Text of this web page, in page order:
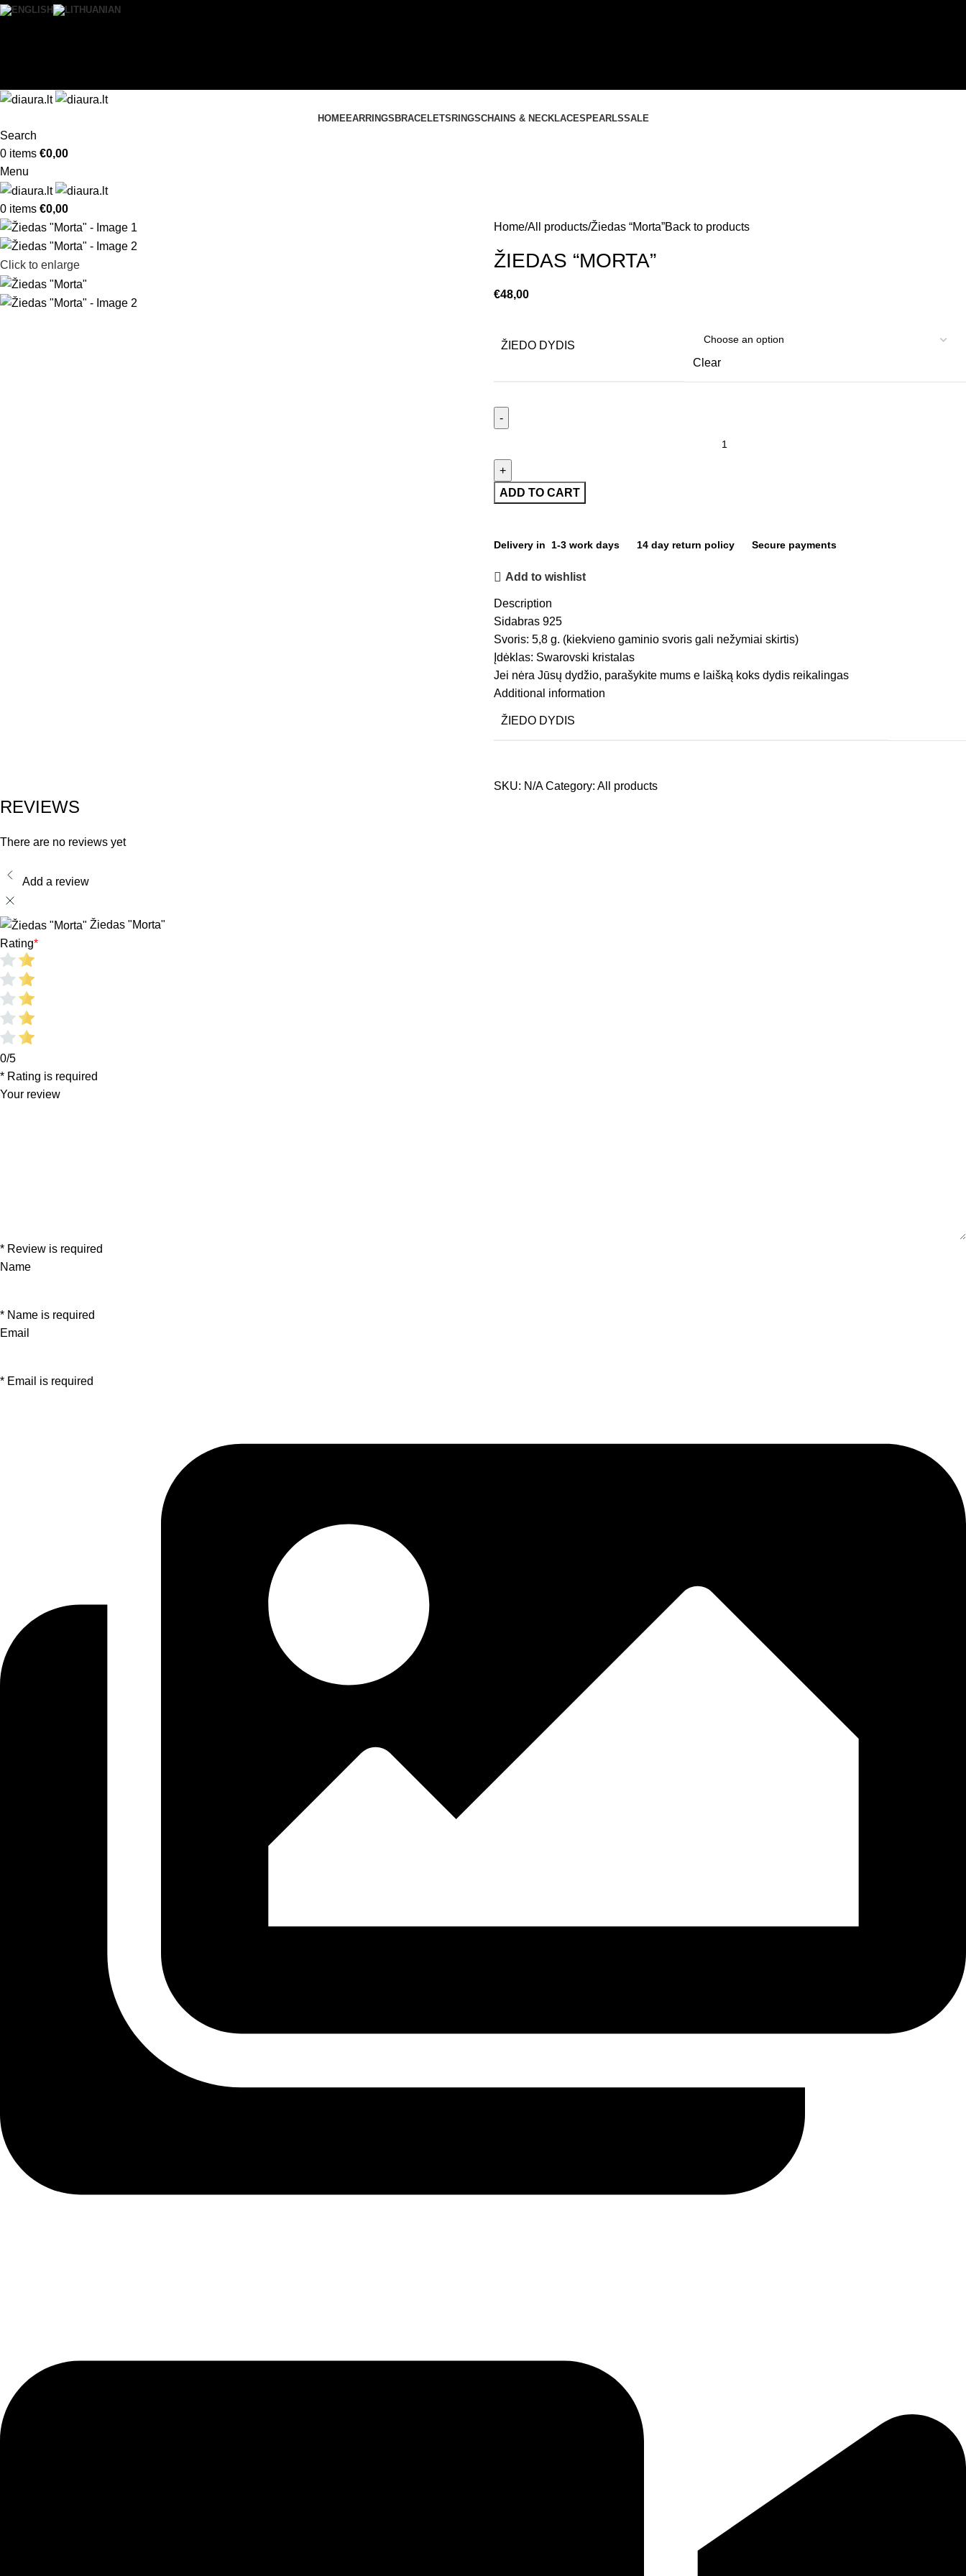
HOMEEARRINGS BRACELETS RINGSCHAINS & NECKLACES PEARLSSALE
Search
0 items €0,00
Menu
0 items €0,00
Click to enlarge
Home All products Žiedas “Morta”Back to products
ŽIEDAS “MORTA”
€48,00
ŽIEDO DYDIS
Clear
ADD TO CART
Delivery in 1-3 work days 14 day return policy Secure payments
Add to wishlist
Description
Sidabras 925
Svoris: 5,8 g. (kiekvieno gaminio svoris gali nežymiai skirtis)
Įdėklas: Swarovski kristalas
Jei nėra Jūsų dydžio, parašykite mums e laišką koks dydis reikalingas
Additional information
ŽIEDO DYDIS
SKU: N/ACategory: All products
REVIEWS
There are no reviews yet
Add a review
Žiedas "Morta"
Rating*
0/5
* Rating is required
Your review
* Review is required
Name
* Name is required
Email
* Email is required